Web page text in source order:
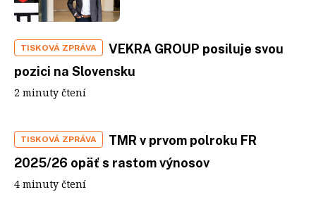
TISKOVÁ ZPRÁVA
VEKRA GROUP posiluje svou
pozici na Slovensku
2 minuty čtení
TISKOVÁ ZPRÁVA
TMR v prvom polroku FR
2025/26 opäť s rastom výnosov
4 minuty čtení